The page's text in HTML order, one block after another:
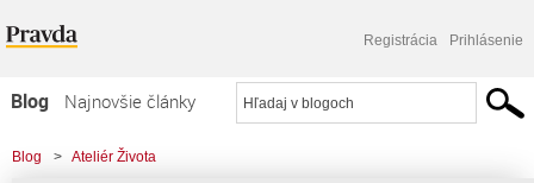
Registrácia Prihlásenie
Blog
Najnovšie články
Najčítanejšie články
Blog > Ateliér Života